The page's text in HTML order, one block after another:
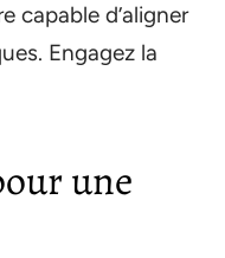
capable d’aligner
Engagez la
une